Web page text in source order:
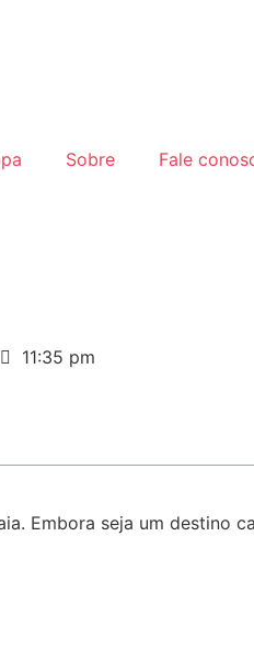
Sobre Fale
11:35 pm
Embora seja um destino